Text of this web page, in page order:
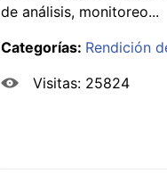
de análisis, monitoreo...
Categorías: Rendición
Visitas: 25824